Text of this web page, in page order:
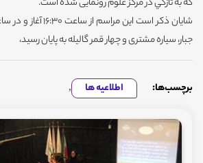
جبار، سیاره مشتری و چهار قمر گالیله به پایان رسید،
برچسب‌ها: اطلاعیه ها ,